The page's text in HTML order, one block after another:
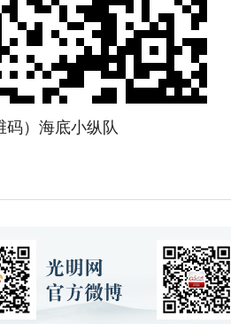
码）海底小纵队